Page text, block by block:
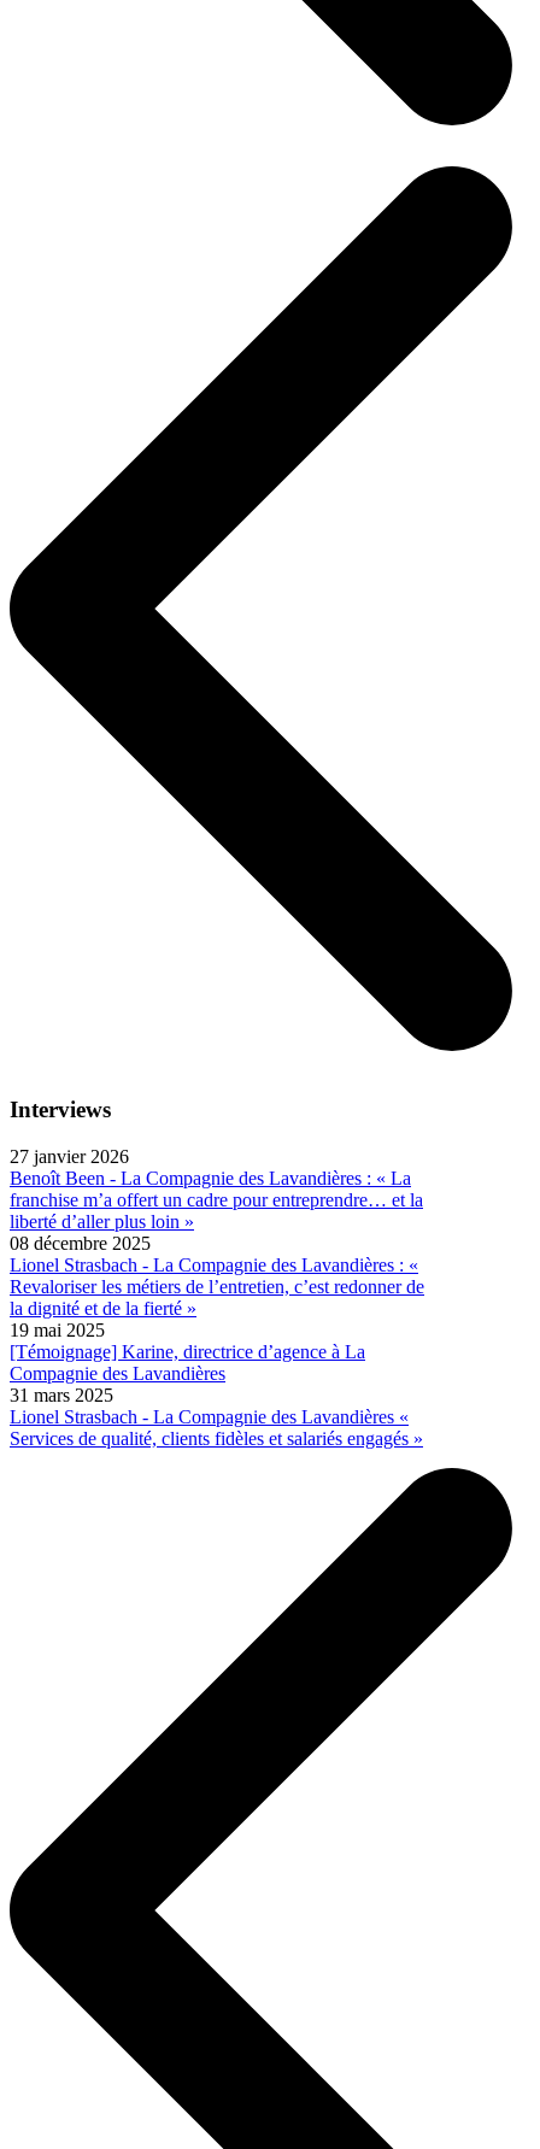
Interviews
27 janvier 2026
Benoît Been - La Compagnie des Lavandières : « La
franchise m’a offert un cadre pour entreprendre… et la
liberté d’aller plus loin »
08 décembre 2025
Lionel Strasbach - La Compagnie des Lavandières : «
Revaloriser les métiers de l’entretien, c’est redonner de
la dignité et de la fierté »
19 mai 2025
[Témoignage] Karine, directrice d’agence à La
Compagnie des Lavandières
31 mars 2025
Lionel Strasbach - La Compagnie des Lavandières «
Services de qualité, clients fidèles et salariés engagés »